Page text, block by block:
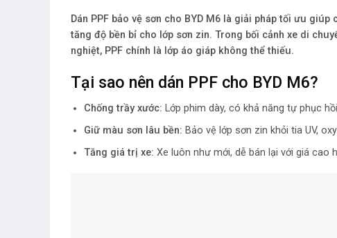
Dán PPF bảo vệ sơn cho BYD M6 là giải pháp tối ưu
tăng độ bền bỉ cho lớp sơn zin. Trong bối cảnh xe di
nghiệt, PPF chính là lớp áo giáp không thể thiếu.
Tại sao nên dán PPF cho BYD M6?
Chống trầy xước: Lớp phim dày, có khả năng tự phục
Giữ màu sơn lâu bền: Bảo vệ lớp sơn zin khỏi tia UV,
Tăng giá trị xe: Xe luôn như mới, dễ bán lại với giá cao